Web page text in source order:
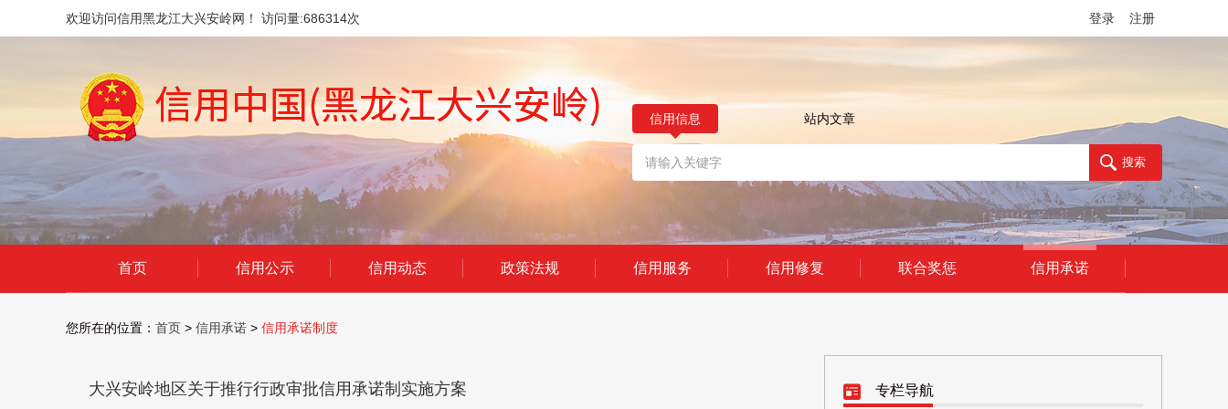
欢迎访问信用黑龙江大兴安岭网！ 访问量:686314次 登录 注册
信用信息 站内文章
首页 信用公示 信用动态 政策法规 信用服务 信用修复 联合奖惩 信用承诺
您所在的位置： 首页 > 信用承诺 > 信用承诺制度
大兴安岭地区关于推行行政审批信用承诺制实施方案 专栏导航